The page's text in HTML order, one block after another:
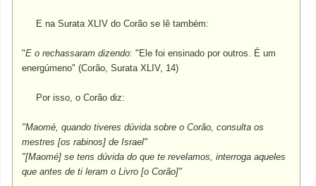
E na Surata XLIV do Corão se lê também:
"E o rechassaram dizendo: "Ele foi ensinado por outros. É um
energúmeno" (Corão, Surata XLIV, 14)
Por isso, o Corão diz:
"Maomé, quando tiveres dúvida sobre o Corão, consulta os
mestres [os rabinos] de Israel"
"[Maomé] se tens dúvida do que te revelamos, interroga aqueles
que antes de ti leram o Livro [o Corão]"